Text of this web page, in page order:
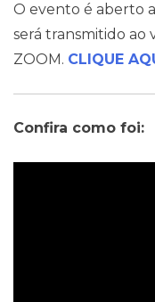
O evento é aberto
será transmitido ao
ZOOM. CLIQUE
Confira como foi: